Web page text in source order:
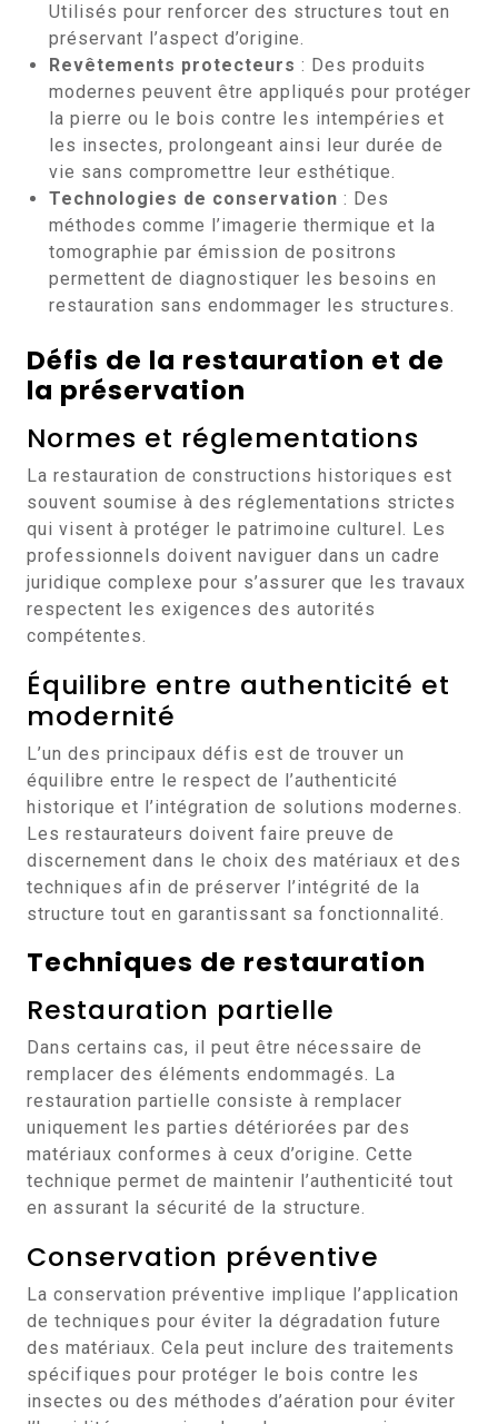
Utilisés pour renforcer des structures tout en
préservant l’aspect d’origine.
Revêtements protecteurs : Des produits
modernes peuvent être appliqués pour protéger
la pierre ou le bois contre les intempéries et
les insectes, prolongeant ainsi leur durée de
vie sans compromettre leur esthétique.
Technologies de conservation : Des
méthodes comme l’imagerie thermique et la
tomographie par émission de positrons
permettent de diagnostiquer les besoins en
restauration sans endommager les structures.
Défis de la restauration et de
la préservation
Normes et réglementations
La restauration de constructions historiques est
souvent soumise à des réglementations strictes
qui visent à protéger le patrimoine culturel. Les
professionnels doivent naviguer dans un cadre
juridique complexe pour s’assurer que les travaux
respectent les exigences des autorités
compétentes.
Équilibre entre authenticité et
modernité
L’un des principaux défis est de trouver un
équilibre entre le respect de l’authenticité
historique et l’intégration de solutions modernes.
Les restaurateurs doivent faire preuve de
discernement dans le choix des matériaux et des
techniques afin de préserver l’intégrité de la
structure tout en garantissant sa fonctionnalité.
Techniques de restauration
Restauration partielle
Dans certains cas, il peut être nécessaire de
remplacer des éléments endommagés. La
restauration partielle consiste à remplacer
uniquement les parties détériorées par des
matériaux conformes à ceux d’origine. Cette
technique permet de maintenir l’authenticité tout
en assurant la sécurité de la structure.
Conservation préventive
La conservation préventive implique l’application
de techniques pour éviter la dégradation future
des matériaux. Cela peut inclure des traitements
spécifiques pour protéger le bois contre les
insectes ou des méthodes d’aération pour éviter